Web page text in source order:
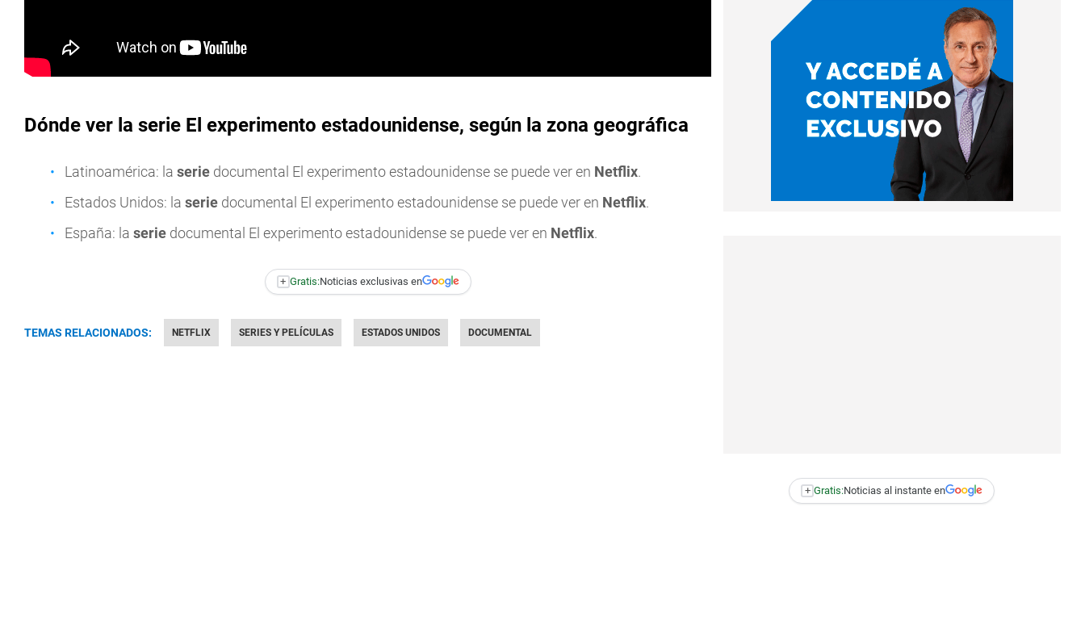
Dónde ver la serie El experimento estadounidense, según la zona geográfica
Latinoamérica: la serie documental El experimento estadounidense se puede ver en Netflix.
Estados Unidos: la serie documental El experimento estadounidense se puede ver en Netflix.
España: la serie documental El experimento estadounidense se puede ver en Netflix.
+ Gratis:Noticias exclusivas en
TEMAS RELACIONADOS: NETFLIX SERIES Y PELÍCULAS ESTADOS UNIDOS DOCUMENTAL
+ Gratis:Noticias al instante en